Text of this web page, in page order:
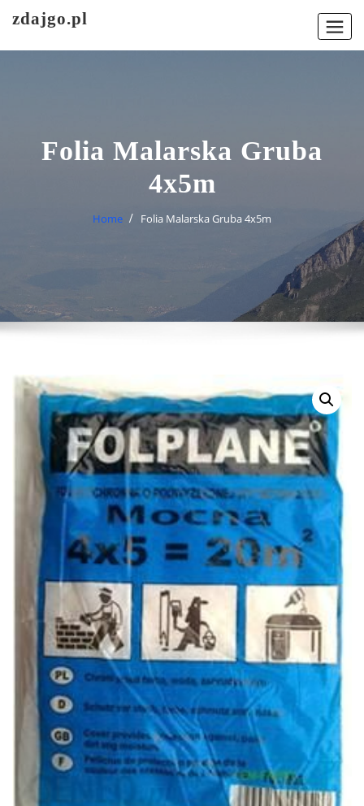
zdajgo.pl
Folia Malarska Gruba
4x5m
Home Folia Malarska Gruba 4x5m